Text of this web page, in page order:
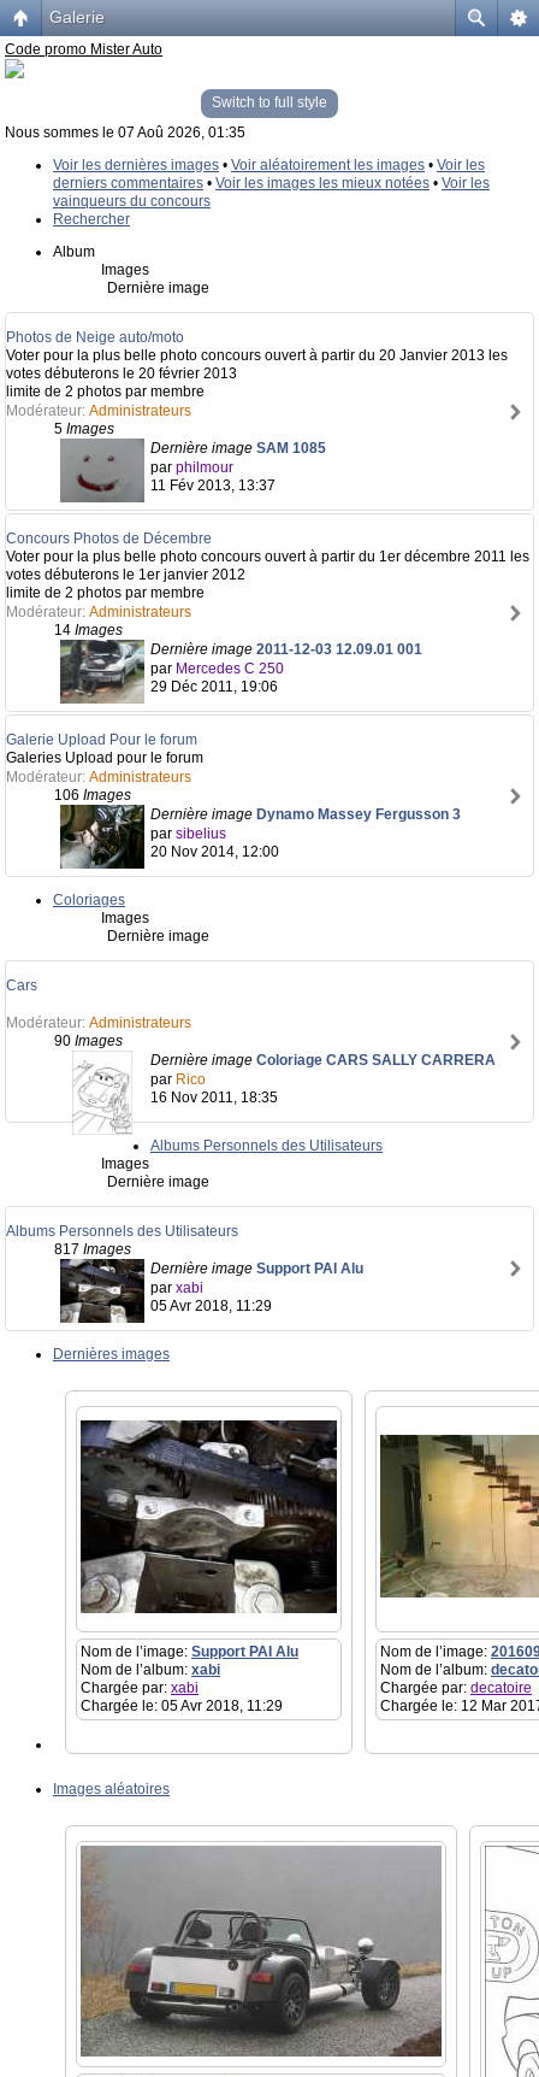
Galerie
Code promo Mister Auto
Switch to full style
Nous sommes le 07 Aoû 2026, 01:35
Voir les dernières images • Voir aléatoirement les images • Voir les
derniers commentaires • Voir les images les mieux notées • Voir les
vainqueurs du concours
Rechercher
Album
Images
Dernière image
Photos de Neige auto/moto
Voter pour la plus belle photo concours ouvert à partir du 20 Janvier 2013 les
votes débuterons le 20 février 2013
limite de 2 photos par membre
Modérateur: Administrateurs
5 Images
Dernière image SAM 1085
par philmour
11 Fév 2013, 13:37
Concours Photos de Décembre
Voter pour la plus belle photo concours ouvert à partir du 1er décembre 2011 les
votes débuterons le 1er janvier 2012
limite de 2 photos par membre
Modérateur: Administrateurs
14 Images
Dernière image 2011-12-03 12.09.01 001
par Mercedes C 250
29 Déc 2011, 19:06
Galerie Upload Pour le forum
Galeries Upload pour le forum
Modérateur: Administrateurs
106 Images
Dernière image Dynamo Massey Fergusson 3
par sibelius
20 Nov 2014, 12:00
Coloriages
Images
Dernière image
Cars
Modérateur: Administrateurs
90 Images
Dernière image Coloriage CARS SALLY CARRERA
par Rico
16 Nov 2011, 18:35
Albums Personnels des Utilisateurs
Images
Dernière image
Albums Personnels des Utilisateurs
817 Images
Dernière image Support PAI Alu
par xabi
05 Avr 2018, 11:29
Dernières images
Nom de l’image: Support PAI Alu
Nom de l’album: xabi
Chargée par: xabi
Chargée le: 05 Avr 2018, 11:29
Nom de l’image:
Nom de l’album:
Chargée par: decatoire
Chargée le: 12 Mar
Images aléatoires